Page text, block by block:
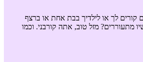
לך או לילדיך בבת אחת או ברצף
מתעוררים? מזל טוב, אתה קורבני. וכמו